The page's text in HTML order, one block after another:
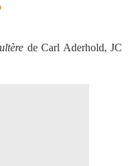
de Carl Aderhold, JC